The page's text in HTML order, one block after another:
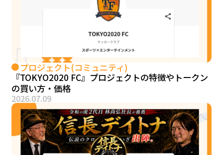
プロジェクト(コミュニティ)
『TOKYO2020 FC』プロジェクトの特徴やトークン
の買い方・価格
2026.07.09